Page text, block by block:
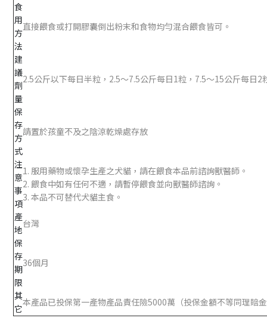
食
用
方
法
直接餵食或打開膠囊倒出粉末和食物均勻混合餵食皆可。
建
議
劑
量
2.5公斤以下每日半粒，2.5～7.5公斤每日1粒，7.5～15公斤每日
保
存
方
式
請置於孩童不及之陰涼乾燥處存放
注
意
事
項
1. 服用藥物或懷孕生產之犬貓，請在餵食本品前諮詢獸醫師。
2. 餵食中如有任何不適，請暫停餵食並向獸醫師諮詢。
3. 本品不可替代犬貓主食。
產
地
台灣
保
存
期
限
36個月
其
它
本產品已投保第一產物產品責任險5000萬（投保金額不等同理賠